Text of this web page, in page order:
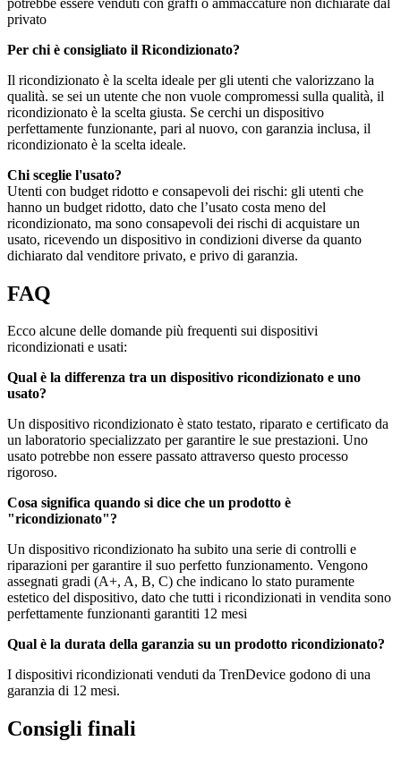
privato
Per chi è consigliato il Ricondizionato?
Il ricondizionato è la scelta ideale per gli utenti che valorizzano la
qualità. se sei un utente che non vuole compromessi sulla qualità, il
ricondizionato è la scelta giusta. Se cerchi un dispositivo
perfettamente funzionante, pari al nuovo, con garanzia inclusa, il
ricondizionato è la scelta ideale.
Chi sceglie l'usato?
Utenti con budget ridotto e consapevoli dei rischi: gli utenti che
hanno un budget ridotto, dato che l’usato costa meno del
ricondizionato, ma sono consapevoli dei rischi di acquistare un
usato, ricevendo un dispositivo in condizioni diverse da quanto
dichiarato dal venditore privato, e privo di garanzia.
FAQ
Ecco alcune delle domande più frequenti sui dispositivi
ricondizionati e usati:
Qual è la differenza tra un dispositivo ricondizionato e uno
usato?
Un dispositivo ricondizionato è stato testato, riparato e certificato da
un laboratorio specializzato per garantire le sue prestazioni. Uno
usato potrebbe non essere passato attraverso questo processo
rigoroso.
Cosa significa quando si dice che un prodotto è
"ricondizionato"?
Un dispositivo ricondizionato ha subito una serie di controlli e
riparazioni per garantire il suo perfetto funzionamento. Vengono
assegnati gradi (A+, A, B, C) che indicano lo stato puramente
estetico del dispositivo, dato che tutti i ricondizionati in vendita sono
perfettamente funzionanti garantiti 12 mesi
Qual è la durata della garanzia su un prodotto ricondizionato?
I dispositivi ricondizionati venduti da TrenDevice godono di una
garanzia di 12 mesi.
Consigli finali